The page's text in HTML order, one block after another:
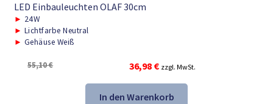
LED Einbauleuchten OLAF 30cm
► 24W
► Lichtfarbe Neutral
► Gehäuse Weiß
55,10€
Ursprünglicher
Preis
war:
36,98 €Aktueller
Preis
ist:
zzgl. MwSt.
In den Warenkorb